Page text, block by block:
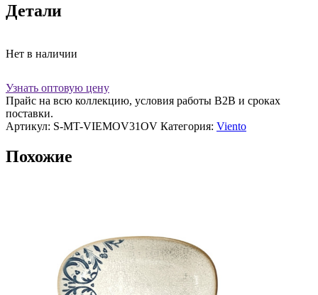
Детали
Нет в наличии
Узнать оптовую цену
Прайс на всю коллекцию, условия работы В2В и сроках
поставки.
Артикул: S-MT-VIEMOV31OV Категория: Viento
Похожие